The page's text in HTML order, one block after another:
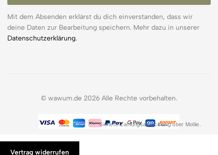
Mit dem Absenden erklärst du dich einverstanden, dass wir
deine Daten zur Bearbeitung speichern. Mehr dazu in unserer
Datenschutzerklärung.
© wawum.de 2026 Alle Rechte vorbehalten.
Sichere Zahlungsabwicklung über Mollie.
Vertrag widerrufen